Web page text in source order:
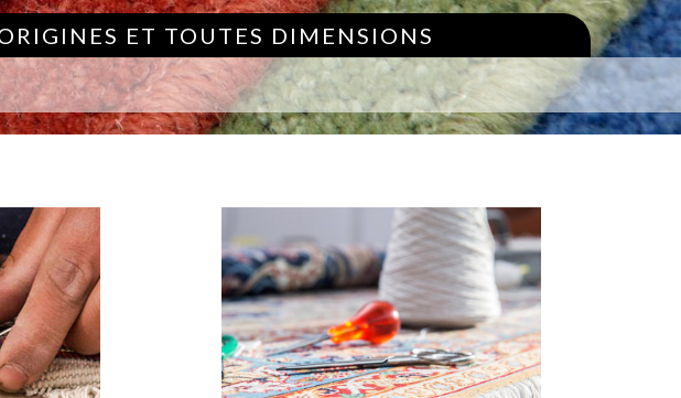
ET TOUTES DIMENSIONS